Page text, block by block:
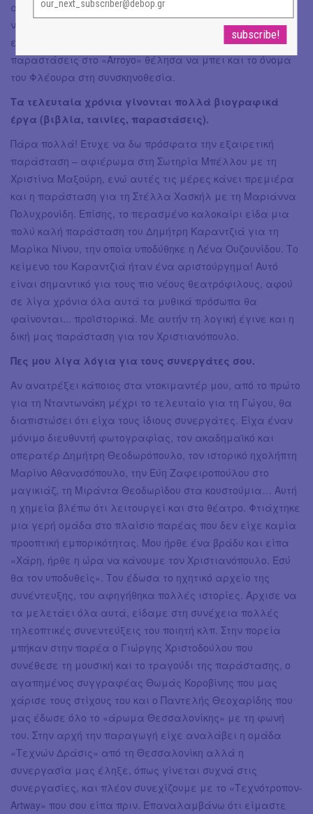
από τη σκηνοθεσία στον κινηματογράφο ή στα
ντοκιμαντέρ, όπου εκεί θα έλεγα ότι έχω μεγάλη
εμπειρία. Δεν είναι τυχαίο που τώρα για τις
παραστάσεις στο «Arroyo» θέλησα να μπει και το όνομα
του Φλέουρα στη συνσκηνοθεσία.
Τα τελευταία χρόνια γίνονται πολλά βιογραφικά
έργα (βιβλία, ταινίες, παραστάσεις).
Πάρα πολλά! Έτυχε να δω πρόσφατα την εξαιρετική
παράσταση – αφιέρωμα στη Σωτηρία Μπέλλου με τη
Χριστίνα Μαξούρη, ενώ αυτές τις μέρες κάνει πρεμιέρα
και η παράσταση για τη Στέλλα Χασκήλ με τη Μαριάννα
Πολυχρονίδη. Επίσης, το περασμένο καλοκαίρι είδα μια
πολύ καλή παράσταση του Δημήτρη Καραντζιά για τη
Μαρίκα Νίνου, την οποία υποδύθηκε η Λένα Ουζουνίδου. Το
κείμενο του Καραντζιά ήταν ένα αριστούργημα! Αυτό
είναι σημαντικό για τους πιο νέους θεατρόφιλους, αφού
σε λίγα χρόνια όλα αυτά τα μυθικά πρόσωπα θα
φαίνονται... προϊστορικά. Με αυτήν τη λογική έγινε και η
δική μας παράσταση για τον Χριστιανόπουλο.
Πες μου λίγα λόγια για τους συνεργάτες σου.
Αν ανατρέξει κάποιος στα ντοκιμαντέρ μου, από το πρώτο
για τη Νταντωνάκη μέχρι το τελευταίο για τη Γώγου, θα
διαπιστώσει ότι είχα τους ίδιους συνεργάτες. Είχα έναν
μόνιμο διευθυντή φωτογραφίας, τον ακαδημαϊκό και
οπερατέρ Δημήτρη Θεοδωρόπουλο, τον ιστορικό ηχολήπτη
Μαρίνο Αθανασόπουλο, την Εύη Ζαφειροπούλου στο
μαγικιάζ, τη Μιράντα Θεοδωρίδου στα κουστούμια… Αυτή
η χημεία βλέπω ότι λειτουργεί και στο θέατρο. Φτιάχτηκε
μια γερή ομάδα στο πλαίσιο παρέας που δεν είχε καμία
προοπτική εμπορικότητας. Μου ήρθε ένα βράδυ και είπα
«Χάρη, ήρθε η ώρα να κάνουμε τον Χριστιανόπουλο. Εσύ
θα τον υποδυθείς». Του έδωσα το ηχητικό αρχείο της
συνέντευξης, του αφηγήθηκα πολλές ιστορίες. Άρχισε να
τα μελετάει όλα αυτά, είδαμε στη συνέχεια πολλές
τηλεοπτικές συνεντεύξεις του ποιητή κλπ. Στην πορεία
μπήκαν στην παρέα ο Γιώργης Χριστοδούλου που
συνέθεσε τη μουσική και το τραγούδι της παράστασης, ο
αγαπημένος συγγραφέας Θωμάς Κοροβίνης που μας
χάρισε τους στίχους του και ο Παντελής Θεοχαρίδης που
μας έδωσε όλο το «άρωμα Θεσσαλονίκης» με τη φωνή
του. Στην αρχή την παραγωγή είχε αναλάβει η ομάδα
«Τεχνών Δράσις» από τη Θεσσαλονίκη αλλά η
συνεργασία μας έληξε, όπως γίνεται συχνά στις
συνεργασίες, και πλέον συνεχίζουμε με το «Τεχνότροπον-
Artway» που σου είπα πριν. Επαναλαμβάνω ότι είμαστε